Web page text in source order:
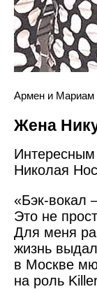
Армен и Мариам
Жена
Интересным
Николая
«Бэк-вокал
Это не
Для меня
жизнь
в Москве
на роль